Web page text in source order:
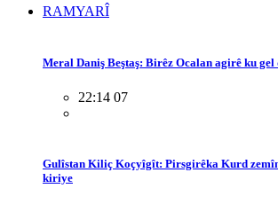
RAMYARÎ
Meral Daniş Beştaş: Birêz Ocalan agirê ku
22:14 07
Gulîstan Kiliç Koçyîgît: Pirsgirêka Kurd
kiriye